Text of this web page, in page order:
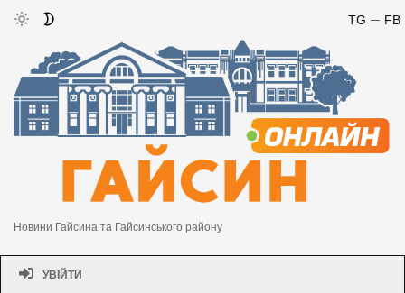
FB
TG
Новини Гайсина та Гайсинського району
УВІЙТИ